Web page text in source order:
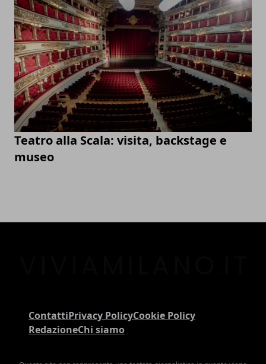
Teatro alla Scala: visita, backstage e
museo
ContattiPrivacy PolicyCookie Policy
RedazioneChi siamo